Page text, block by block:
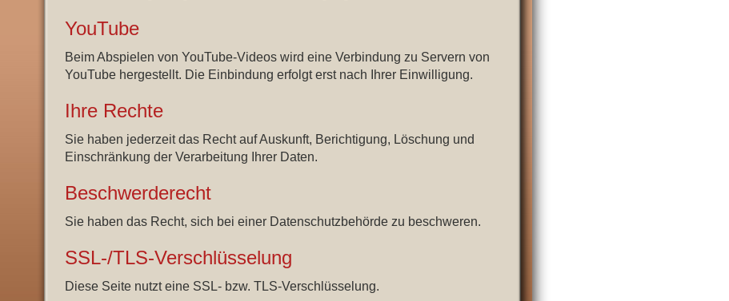
YouTube
Beim Abspielen von YouTube-Videos wird eine Verbindung zu Servern von
YouTube hergestellt. Die Einbindung erfolgt erst nach Ihrer Einwilligung.
Ihre Rechte
Sie haben jederzeit das Recht auf Auskunft, Berichtigung, Löschung und
Einschränkung der Verarbeitung Ihrer Daten.
Beschwerderecht
Sie haben das Recht, sich bei einer Datenschutzbehörde zu beschweren.
SSL-/TLS-Verschlüsselung
Diese Seite nutzt eine SSL- bzw. TLS-Verschlüsselung.